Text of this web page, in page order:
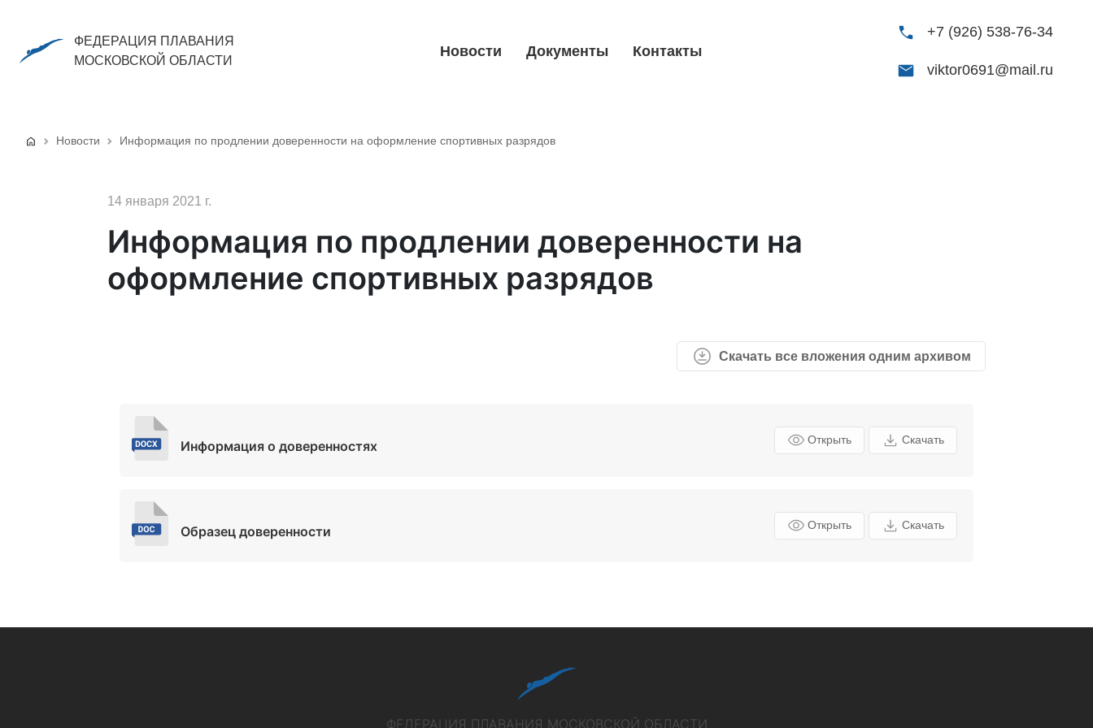
ФЕДЕРАЦИЯ ПЛАВАНИЯ
МОСКОВСКОЙ ОБЛАСТИ
Новости Документы Контакты
+7 (926) 538-76-34
viktor0691@mail.ru
Новости Информация по продлении доверенности на оформление спортивных разрядов
14 января 2021 г.
Информация по продлении доверенности на
оформление спортивных разрядов
Скачать все вложения одним архивом
Информация о доверенностях Открыть Скачать
Образец доверенности Открыть Скачать
ФЕДЕРАЦИЯ ПЛАВАНИЯ МОСКОВСКОЙ ОБЛАСТИ